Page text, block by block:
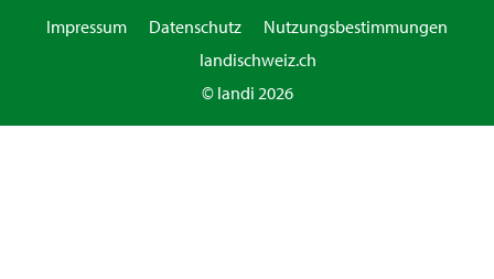
Impressum Datenschutz
Nutzungsbestimmungen
landischweiz.ch
© landi 2026